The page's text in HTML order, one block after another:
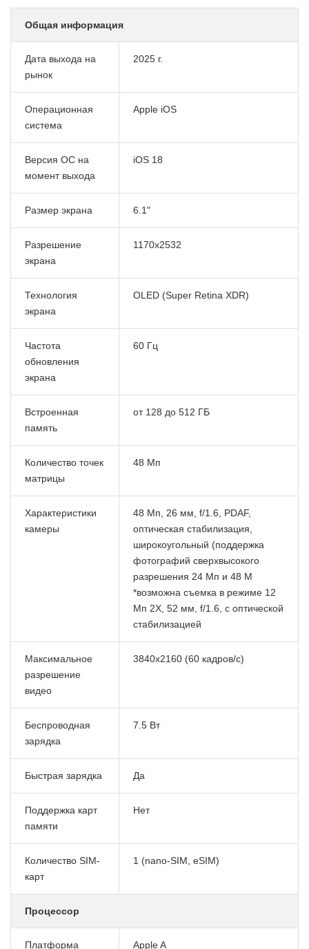
Общая информация
Дата выхода на
рынок
2025 г.
Операционная
система
Apple iOS
Версия ОС на
момент выхода
iOS 18
Размер экрана 6.1"
Разрешение
экрана
1170x2532
Технология
экрана
OLED (Super Retina XDR)
Частота
обновления
экрана
60 Гц
Встроенная
память
от 128 до 512 ГБ
Количество точек
матрицы
48 Мп
Характеристики
камеры
48 Мп, 26 мм, f/1.6, PDAF,
оптическая стабилизация,
широкоугольный (поддержка
фотографий сверхвысокого
разрешения 24 Мп и 48 М
*возможна съемка в режиме 12
Мп 2X, 52 мм, f/1.6, с оптической
стабилизацией
Максимальное
разрешение
видео
3840x2160 (60 кадров/с)
Беспроводная
зарядка
7.5 Вт
Быстрая зарядка Да
Поддержка карт
памяти
Нет
Количество SIM-
карт
1 (nano-SIM, eSIM)
Процессор
Платформа Apple A